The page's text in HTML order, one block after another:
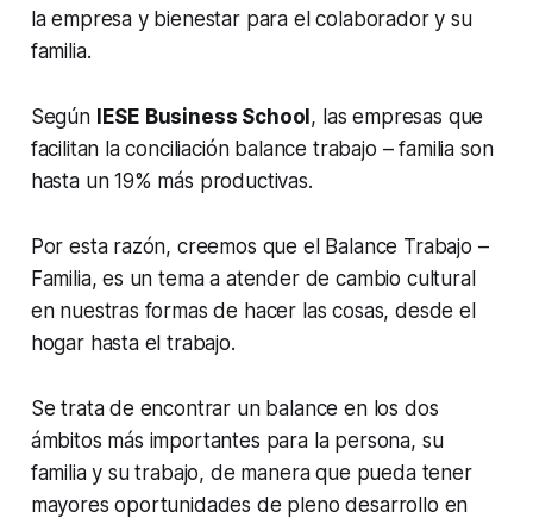
la empresa y bienestar para el colaborador y su
familia.
Según IESE Business School, las empresas que
facilitan la conciliación balance trabajo – familia son
hasta un 19% más productivas.
Por esta razón, creemos que el Balance Trabajo –
Familia, es un tema a atender de cambio cultural
en nuestras formas de hacer las cosas, desde el
hogar hasta el trabajo.
Se trata de encontrar un balance en los dos
ámbitos más importantes para la persona, su
familia y su trabajo, de manera que pueda tener
mayores oportunidades de pleno desarrollo en